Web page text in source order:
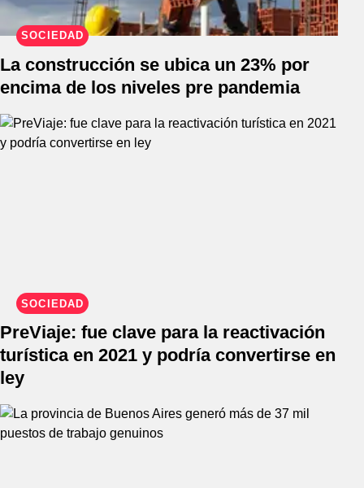
SOCIEDAD
La construcción se ubica un 23% por
encima de los niveles pre pandemia
SOCIEDAD
PreViaje: fue clave para la reactivación
turística en 2021 y podría convertirse en
ley